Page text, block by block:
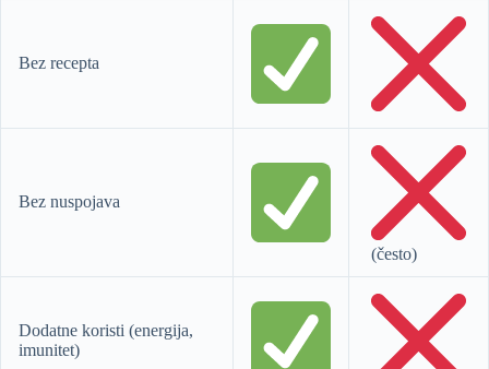
Bez recepta
Bez nuspojava
(često)
Dodatne koristi (energija,
imunitet)